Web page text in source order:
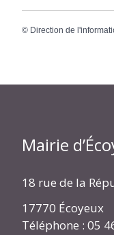
© Direction de
Mairie
18 rue de la
17770 Écoyeux
Téléphone : 05